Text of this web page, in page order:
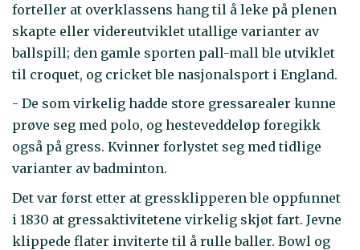
forteller at overklassens hang til å leke på plenen
skapte eller videreutviklet utallige varianter av
ballspill; den gamle sporten pall-mall ble utviklet
til croquet, og cricket ble nasjonalsport i England.
- De som virkelig hadde store gressarealer kunne
prøve seg med polo, og hesteveddeløp foregikk
også på gress. Kvinner forlystet seg med tidlige
varianter av badminton.
Det var først etter at gressklipperen ble oppfunnet
i 1830 at gressaktivitetene virkelig skjøt fart. Jevne
klippede flater inviterte til å rulle baller. Bowl og